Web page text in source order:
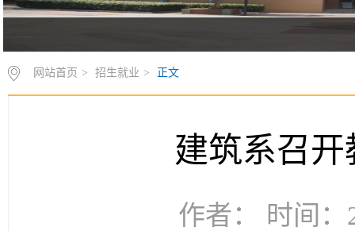
网站首页 > 招生就业 > 正文
建筑系召
作者： 时间：